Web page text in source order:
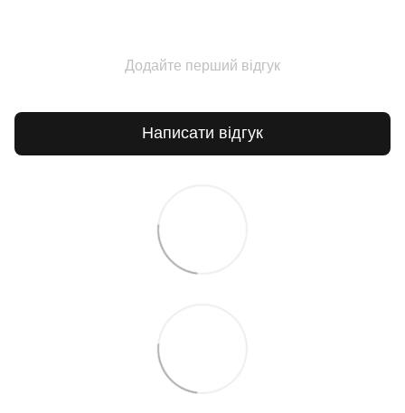
Додайте перший відгук
Написати відгук